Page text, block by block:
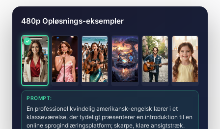
AI-musikvideogeneratorværktøj
480p Opløsnings-eksempler
PROMPT:
En professionel kvindelig amerikansk-engelsk lærer i et
klasseværelse, der tydeligt præsenterer en introduktion til en
online sprogindlæringsplatform; skarpe, klare ansigtstræk.